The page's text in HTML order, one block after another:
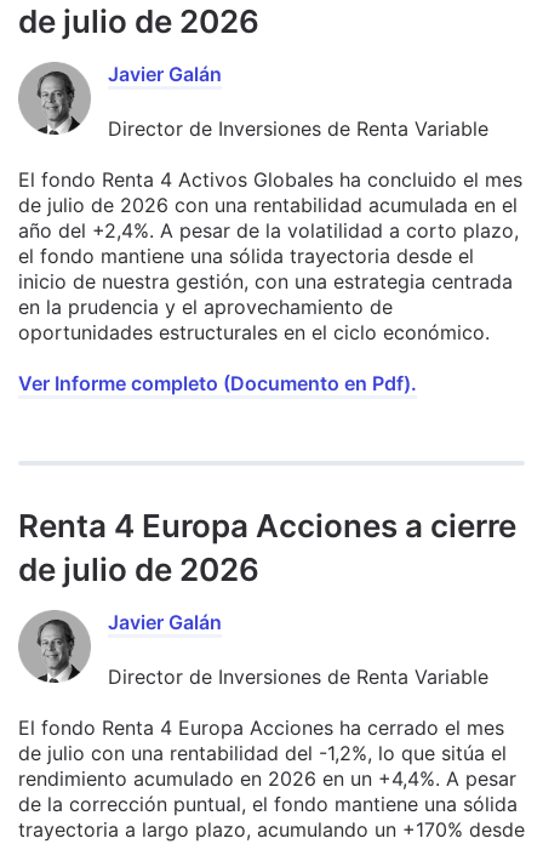
de julio de 2026
Javier Galán
Director de Inversiones de Renta Variable
El fondo Renta 4 Activos Globales ha concluido el mes
de julio de 2026 con una rentabilidad acumulada en el
año del +2,4%. A pesar de la volatilidad a corto plazo,
el fondo mantiene una sólida trayectoria desde el
inicio de nuestra gestión, con una estrategia centrada
en la prudencia y el aprovechamiento de
oportunidades estructurales en el ciclo económico.
Ver Informe completo (Documento en Pdf).
Renta 4 Europa Acciones a cierre
de julio de 2026
Javier Galán
Director de Inversiones de Renta Variable
El fondo Renta 4 Europa Acciones ha cerrado el mes
de julio con una rentabilidad del -1,2%, lo que sitúa el
rendimiento acumulado en 2026 en un +4,4%. A pesar
de la corrección puntual, el fondo mantiene una sólida
trayectoria a largo plazo, acumulando un +170% desde